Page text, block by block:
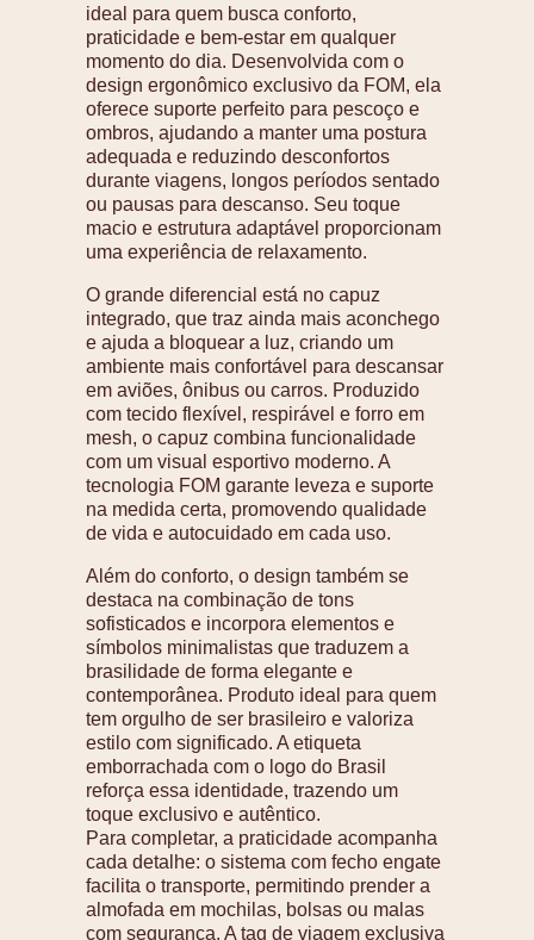
ideal para quem busca conforto,
praticidade e bem-estar em qualquer
momento do dia. Desenvolvida com o
design ergonômico exclusivo da FOM, ela
oferece suporte perfeito para pescoço e
ombros, ajudando a manter uma postura
adequada e reduzindo desconfortos
durante viagens, longos períodos sentado
ou pausas para descanso. Seu toque
macio e estrutura adaptável proporcionam
uma experiência de relaxamento.
O grande diferencial está no capuz
integrado, que traz ainda mais aconchego
e ajuda a bloquear a luz, criando um
ambiente mais confortável para descansar
em aviões, ônibus ou carros. Produzido
com tecido flexível, respirável e forro em
mesh, o capuz combina funcionalidade
com um visual esportivo moderno. A
tecnologia FOM garante leveza e suporte
na medida certa, promovendo qualidade
de vida e autocuidado em cada uso.
Além do conforto, o design também se
destaca na combinação de tons
sofisticados e incorpora elementos e
símbolos minimalistas que traduzem a
brasilidade de forma elegante e
contemporânea. Produto ideal para quem
tem orgulho de ser brasileiro e valoriza
estilo com significado. A etiqueta
emborrachada com o logo do Brasil
reforça essa identidade, trazendo um
toque exclusivo e autêntico.
Para completar, a praticidade acompanha
cada detalhe: o sistema com fecho engate
facilita o transporte, permitindo prender a
almofada em mochilas, bolsas ou malas
com segurança. A tag de viagem exclusiva